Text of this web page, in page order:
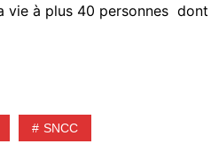
vie à plus 40 personnes dont
SNCC